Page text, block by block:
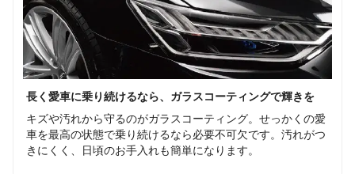
長く愛車に乗り続けるなら、ガラスコーティングで輝きを
キズや汚れから守るのがガラスコーティング。せっかくの愛
車を最高の状態で乗り続けるなら必要不可欠です。汚れがつ
きにくく、日頃のお手入れも簡単になります。